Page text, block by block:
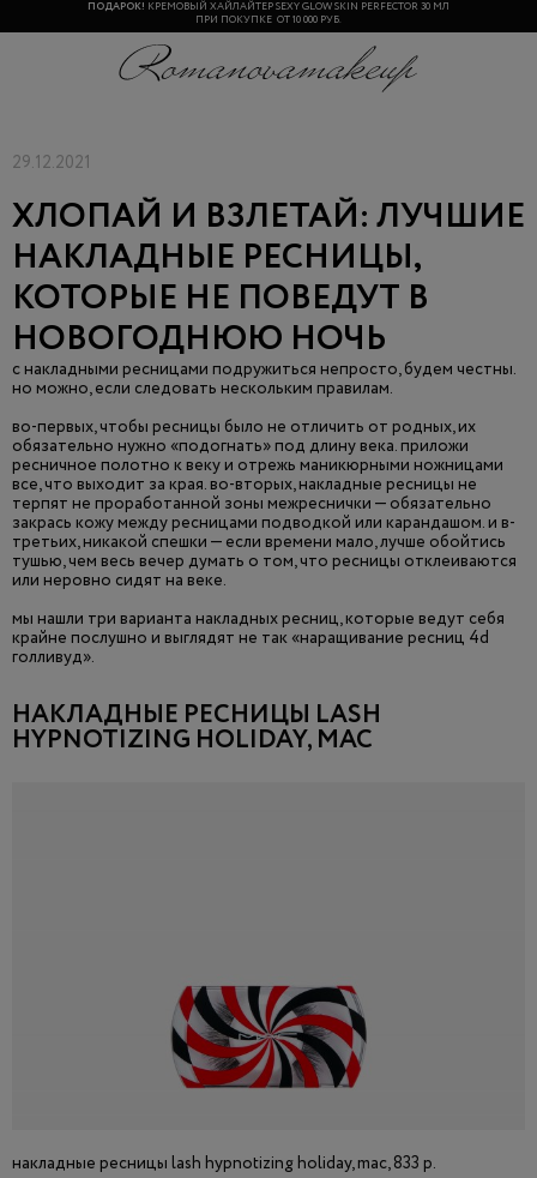
ПОДАРОК! КРЕМОВЫЙ ХАЙЛАЙТЕР SEXY GLOW SKIN PERFECTOR 30 МЛ
ПРИ ПОКУПКЕ ОТ 10 000 РУБ.
29.12.2021
ХЛОПАЙ И ВЗЛЕТАЙ: ЛУЧШИЕ
НАКЛАДНЫЕ РЕСНИЦЫ,
КОТОРЫЕ НЕ ПОВЕДУТ В
НОВОГОДНЮЮ НОЧЬ
с накладными ресницами подружиться непросто, будем честны.
но можно, если следовать нескольким правилам.
во-первых, чтобы ресницы было не отличить от родных, их
обязательно нужно «подогнать» под длину века. приложи
ресничное полотно к веку и отрежь маникюрными ножницами
все, что выходит за края. во-вторых, накладные ресницы не
терпят не проработанной зоны межреснички — обязательно
закрась кожу между ресницами подводкой или карандашом. и в-
третьих, никакой спешки — если времени мало, лучше обойтись
тушью, чем весь вечер думать о том, что ресницы отклеиваются
или неровно сидят на веке.
мы нашли три варианта накладных ресниц, которые ведут себя
крайне послушно и выглядят не так «наращивание ресниц 4d
голливуд».
НАКЛАДНЫЕ РЕСНИЦЫ LASH
HYPNOTIZING HOLIDAY, MAC
накладные ресницы lash hypnotizing holiday, mac, 833 р.